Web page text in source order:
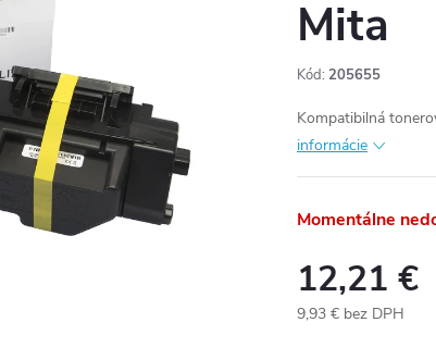
Mita
Kód: 205655
Kompatibilná
informácie
Momentálne
12,21 €
9,93 € bez DPH